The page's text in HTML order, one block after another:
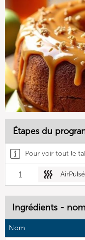
Étapes du
Pour voir tout le
1 AirPulsé
Ingrédients -
Nom